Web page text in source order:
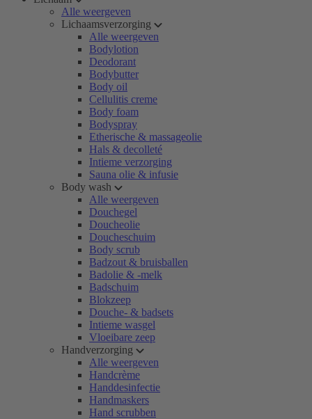
Alle weergeven
Lichaamsverzorging
Alle weergeven
Bodylotion
Deodorant
Bodybutter
Body oil
Cellulitis creme
Body foam
Bodyspray
Etherische & massageolie
Hals & decolleté
Intieme verzorging
Sauna olie & infusie
Body wash
Alle weergeven
Douchegel
Doucheolie
Doucheschuim
Body scrub
Badzout & bruisballen
Badolie & -melk
Badschuim
Blokzeep
Douche- & badsets
Intieme wasgel
Vloeibare zeep
Handverzorging
Alle weergeven
Handcrème
Handdesinfectie
Handmaskers
Hand scrubben